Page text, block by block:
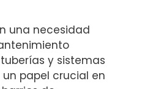
una necesidad
y sistemas
papel crucial en